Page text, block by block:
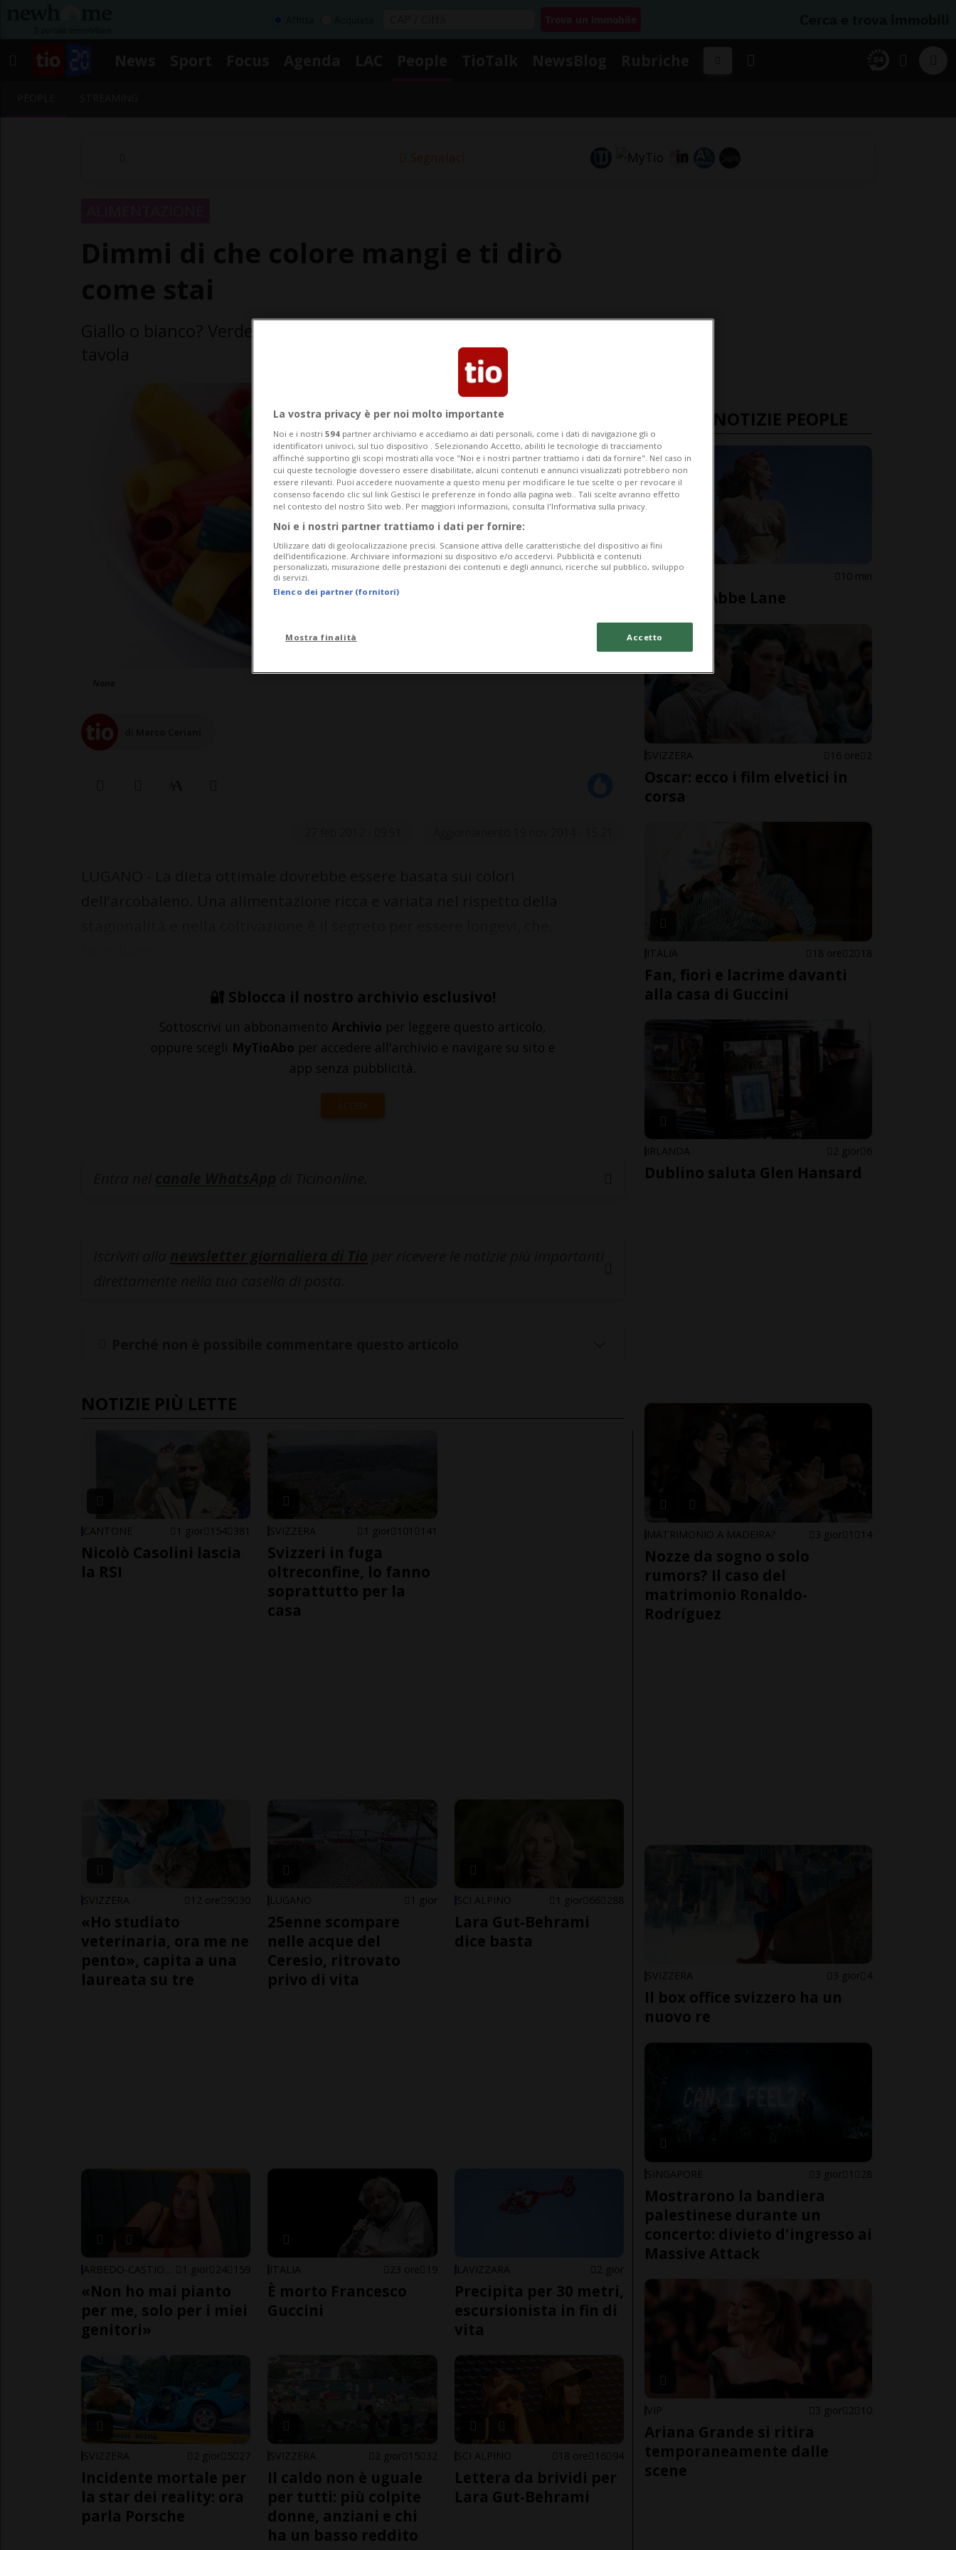
Segnalaci
🔐 Sblocca il nostro archivio esclusivo!
Sottoscrivi un abbonamento Archivio per leggere questo articolo,
oppure scegli MyTioAbo per accedere all'archivio e navigare su sito e
app senza pubblicità.
ACCEDI
NOTIZIE PIÙ LETTE
CANTONE 1 gior 154 381
Nicolò Casolini lascia
la RSI
SVIZZERA 1 gior 101 141
Svizzeri in fuga
oltreconfine, lo fanno
soprattutto per la
casa
SVIZZERA 12 ore 9 30
«Ho studiato
veterinaria, ora me ne
pento», capita a una
laureata su tre
LUGANO 1 gior
25enne scompare
nelle acque del
Ceresio, ritrovato
privo di vita
SCI ALPINO 1 gior 66 288
Lara Gut-Behrami
dice basta
1 gior 24 159
«Non ho mai pianto
per me, solo per i miei
genitori»
ITALIA 23 ore 19
È morto Francesco
Guccini
LAVIZZARA 2 gior
Precipita per 30 metri,
escursionista in fin di
vita
SVIZZERA 2 gior 5 27
Incidente mortale per
la star dei reality: ora
parla Porsche
SVIZZERA 2 gior 15 32
Il caldo non è uguale
per tutti: più colpite
donne, anziani e chi
ha un basso reddito
SCI ALPINO 18 ore 16 94
Lettera da brividi per
Lara Gut-Behrami
ULTIME NOTIZIE PEOPLE
STATI UNITI 10 min
È morta Abbe Lane
SVIZZERA 16 ore 2
Oscar: ecco i film elvetici in
corsa
ITALIA 18 ore 2 18
Fan, fiori e lacrime davanti
alla casa di Guccini
IRLANDA 2 gior 6
Dublino saluta Glen Hansard
MATRIMONIO A MADEIRA? 3 gior 1 14
Nozze da sogno o solo
rumors? Il caso del
matrimonio Ronaldo-
Rodríguez
SVIZZERA 3 gior 4
Il box office svizzero ha un
nuovo re
SINGAPORE 3 gior 1 28
Mostrarono la bandiera
palestinese durante un
concerto: divieto d'ingresso ai
Massive Attack
VIP 3 gior 2 10
Ariana Grande si ritira
temporaneamente dalle
scene
La vostra privacy è per noi molto importante
Noi e i nostri 594 partner archiviamo e accediamo ai dati personali, come i dati di navigazione gli o
identificatori univoci, sul tuo dispositivo . Selezionando Accetto, abiliti le tecnologie di tracciamento
affinché supportino gli scopi mostrati alla voce "Noi e i nostri partner trattiamo i dati da fornire". Nel caso in
cui queste tecnologie dovessero essere disabilitate, alcuni contenuti e annunci visualizzati potrebbero non
essere rilevanti. Puoi accedere nuovamente a questo menu per modificare le tue scelte o per revocare il
consenso facendo clic sul link Gestisci le preferenze in fondo alla pagina web.. Tali scelte avranno effetto
nel contesto del nostro Sito web. Per maggiori informazioni, consulta l'Informativa sulla privacy.
Noi e i nostri partner trattiamo i dati per fornire:
Utilizzare dati di geolocalizzazione precisi. Scansione attiva delle caratteristiche del dispositivo ai fini
dell’identificazione. Archiviare informazioni su dispositivo e/o accedervi. Pubblicità e contenuti
personalizzati, misurazione delle prestazioni dei contenuti e degli annunci, ricerche sul pubblico, sviluppo
di servizi.
Elenco dei partner (fornitori)
Mostra finalità Accetto